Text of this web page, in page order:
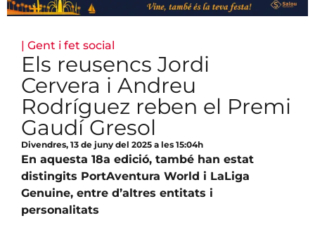
| Gent i fet social
Els reusencs Jordi
Cervera i Andreu
Rodríguez reben el Premi
Gaudí Gresol
Divendres, 13 de juny del 2025 a les 15:04h
En aquesta 18a edició, també han estat
distingits PortAventura World i LaLiga
Genuine, entre d’altres entitats i
personalitats